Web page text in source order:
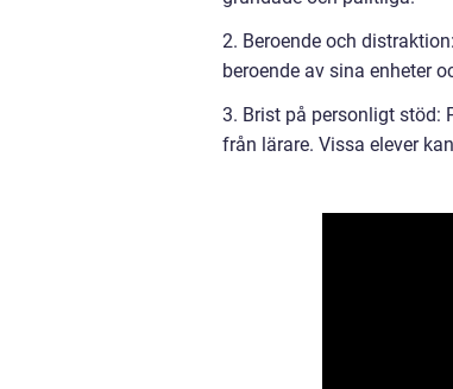
2. Beroende och
beroende av sina enheter
3. Brist på personligt stöd:
från lärare. Vissa elever